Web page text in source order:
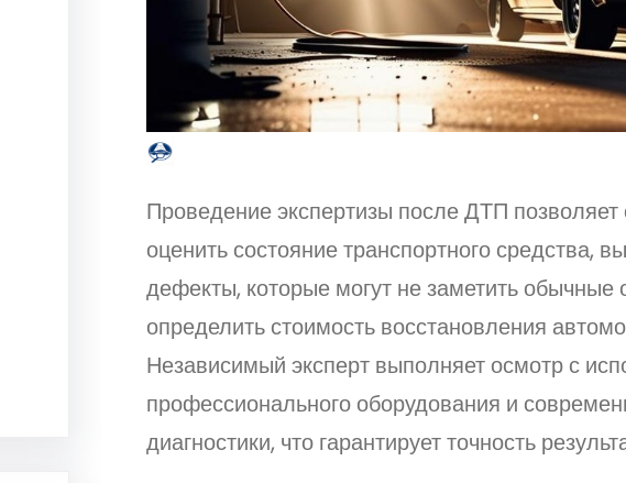
Проведение экспертизы после ДТП позволяет
оценить состояние транспортного средства,
дефекты, которые могут не заметить обычные
определить стоимость восстановления
Независимый эксперт выполняет осмотр с
профессионального оборудования и
диагностики, что гарантирует точность